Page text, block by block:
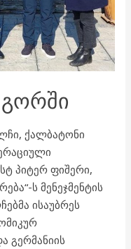
ᲒᲝᲠᲨᲘ
ქალბატონი
პიტერ ფიშერი,
ს მენეჯმენტის
ისაუბრეს
გერმანიის